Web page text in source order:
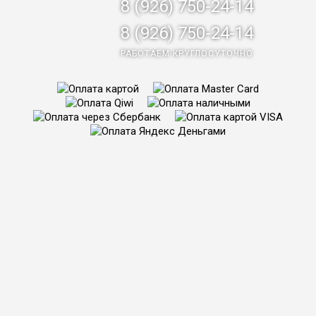
8 (926) 750-24-14
8 (926) 750-24-14
РАБОТАЕМ КРУГЛОСУТОЧНО